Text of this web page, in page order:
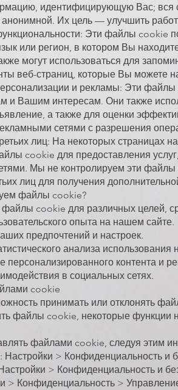
идентифицирующую Вас; вся
анонимной. Их цель — улучшить
Эти файлы cookie
или регион, в котором Вы
могут использоваться для
веб-страниц, которые Вы можете
и рекламы: Эти файлы
и Вашим интересам. Они также
а также для оценки
сетями с разрешения
лиц: На некоторых страницах
cookie для предоставления
Мы не контролируем эти
лиц для получения
файлы cookie?
cookie для различных целей,
опыта на нашем сайте.
предпочтений и настроек.
анализа использования
персонализированного контента и
в социальных сетях.
cookie
принимать или отклонять
файлы cookie, некоторые функции
файлами cookie, следуя этим
> Конфиденциальность и
> Конфиденциальность и
> Конфиденциальность >